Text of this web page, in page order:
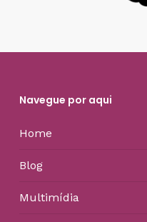
Navegue por aqui
Home
Blog
Multimídia